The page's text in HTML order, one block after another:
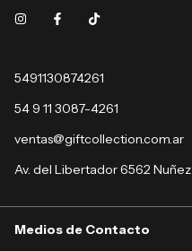
5491130874261
54 9 11 3087-4261
ventas@giftcollection.com.ar
Av. del Libertador 6562 Nuñez
Medios de Contacto